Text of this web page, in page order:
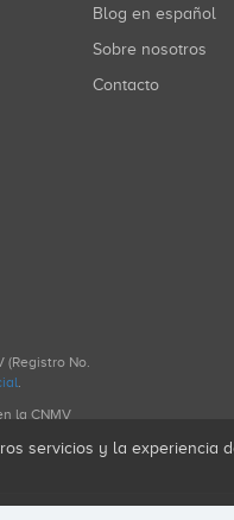
Blog en español
Sobre nosotros
Contacto
(Registro No.
.
la CNMV
servicios y la experiencia